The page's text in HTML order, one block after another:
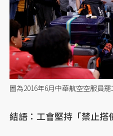
圖為2016年6月中華航空空服員
結語：工會堅持「禁止搭